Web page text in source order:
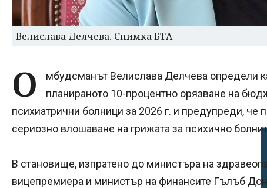
Велислава Делчева. Снимка БТА
О
мбудсманът Велислава Делчева определи
планираното 10-процентно орязване на
психиатрични болници за 2026 г. и предупреди,
сериозно влошаване на грижата за психично
В становище, изпратено до министъра на
вицепремиера и министър на финансите Гълъб